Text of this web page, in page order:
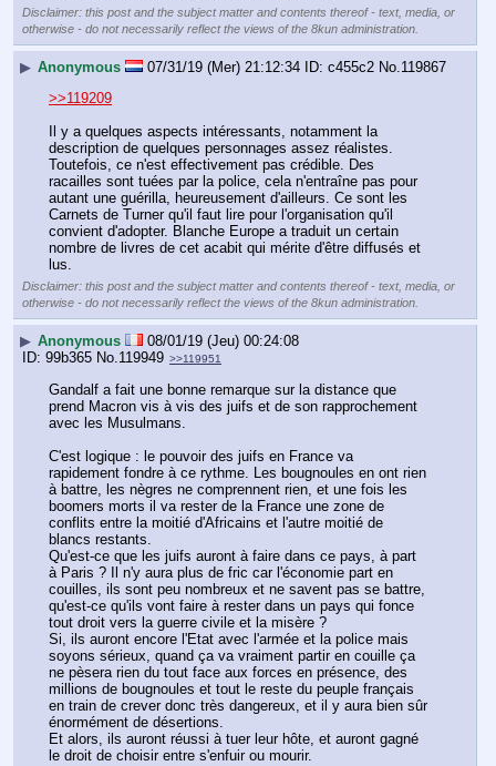
Disclaimer: this post and the subject matter and contents thereof - text, media, or
otherwise - do not necessarily reflect the views of the 8kun administration.
▶ Anonymous 07/31/19 (Mer) 21:12:34 c455c2 No. 119867
>>119209
Il y a quelques aspects intéressants, notamment la
description de quelques personnages assez réalistes.
Toutefois, ce n'est effectivement pas crédible. Des
racailles sont tuées par la police, cela n'entraîne pas pour
autant une guérilla, heureusement d'ailleurs. Ce sont les
Carnets de Turner qu'il faut lire pour l'organisation qu'il
convient d'adopter. Blanche Europe a traduit un certain
nombre de livres de cet acabit qui mérite d'être diffusés et
lus.
Disclaimer: this post and the subject matter and contents thereof - text, media, or
otherwise - do not necessarily reflect the views of the 8kun administration.
▶ Anonymous
08/01/19 (Jeu) 00:24:08
99b365 No. 119949 >>119951
Gandalf a fait une bonne remarque sur la distance que
prend Macron vis à vis des juifs et de son rapprochement
avec les Musulmans.
C'est logique : le pouvoir des juifs en France va
rapidement fondre à ce rythme. Les bougnoules en ont rien
à battre, les nègres ne comprennent rien, et une fois les
boomers morts il va rester de la France une zone de
conflits entre la moitié d'Africains et l'autre moitié de
blancs restants.
Qu'est-ce que les juifs auront à faire dans ce pays, à part
à Paris ? Il n'y aura plus de fric car l'économie part en
couilles, ils sont peu nombreux et ne savent pas se battre,
qu'est-ce qu'ils vont faire à rester dans un pays qui fonce
tout droit vers la guerre civile et la misère ?
Si, ils auront encore l'Etat avec l'armée et la police mais
soyons sérieux, quand ça va vraiment partir en couille ça
ne pèsera rien du tout face aux forces en présence, des
millions de bougnoules et tout le reste du peuple français
en train de crever donc très dangereux, et il y aura bien sûr
énormément de désertions.
Et alors, ils auront réussi à tuer leur hôte, et auront gagné
le droit de choisir entre s'enfuir ou mourir.